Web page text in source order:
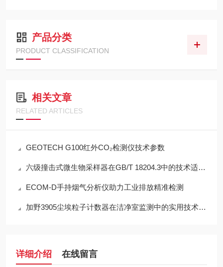
产品分类
PRODUCT CLASSIFICATION
相关文章
RELATED ARTICLES
GEOTECH G100红外CO₂检测仪技术参数
六级撞击式微生物采样器在GB/T 18204.3中的技术适配性分析
ECOM-D手持烟气分析仪助力工业排放精准检测
加野3905尘埃粒子计数器在洁净室监测中的实用技术解析
详细介绍 在线留言